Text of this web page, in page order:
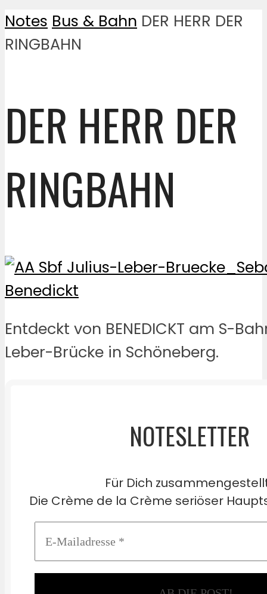
Notes Bus & Bahn DER HERR DER
RINGBAHN
DER HERR DER
RINGBAHN
Entdeckt von BENEDICKT am S-
Leber-Brücke in Schöneberg.
NOTESLETTER
Für Dich
Die Crème de la Crème seriöser